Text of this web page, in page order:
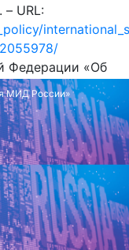
URL:
Федерации «Об
в области
– URL:
46614
МИД России»